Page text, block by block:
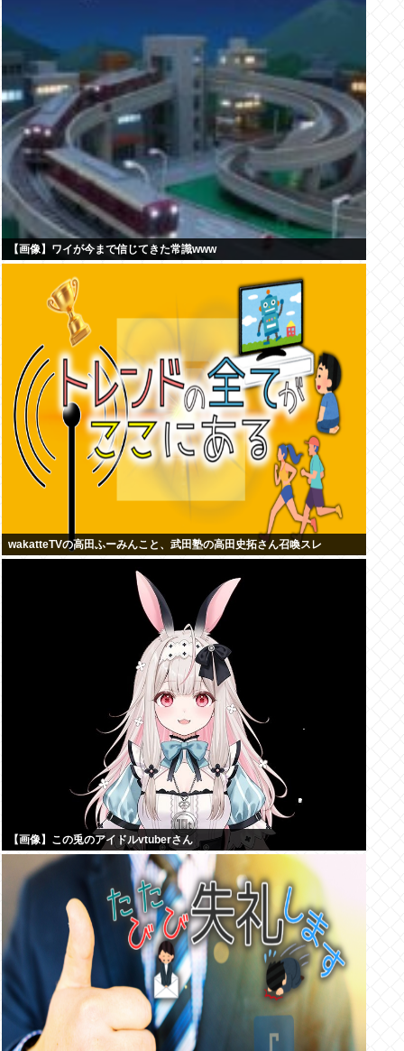
【画像】ワイが今まで信じてきた常識www
wakatteTVの高田ふーみんこと、武田塾の高田史拓さん召喚スレ
【画像】この兎のアイドルvtuberさん